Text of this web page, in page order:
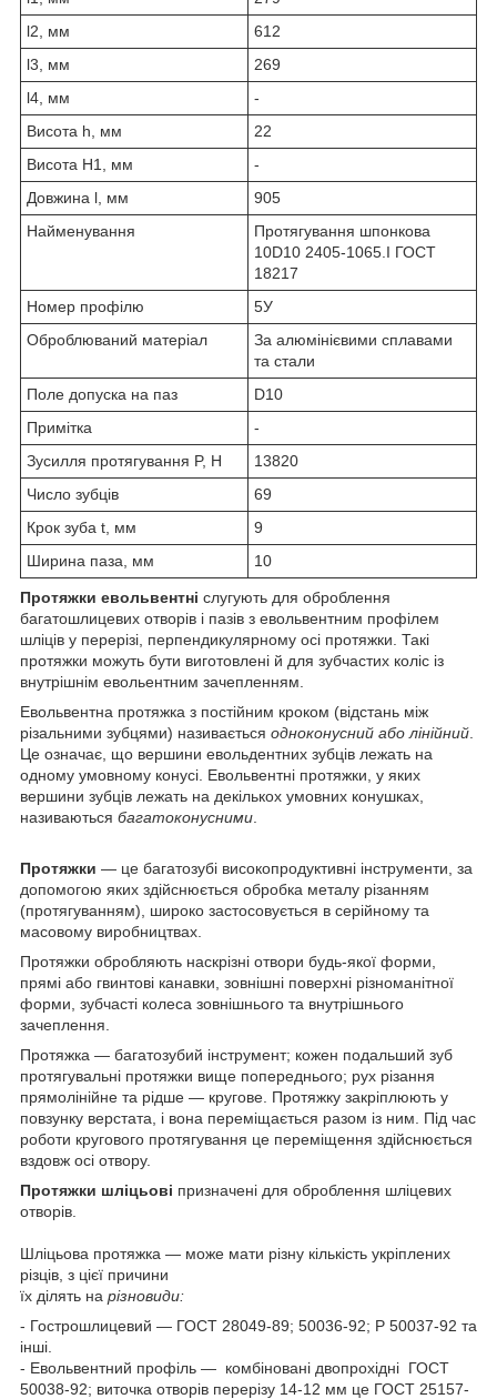
l2, мм
612
l3, мм
269
l4, мм
-
Висота h, мм
22
Висота Н1, мм
-
Довжина l, мм
905
Найменування
Протягування шпонкова
10D10 2405-1065.I ГОСТ
18217
Номер профілю
5У
Оброблюваний матеріал
За алюмінієвими сплавами
та стали
Поле допуска на паз
D10
Примітка
-
Зусилля протягування P, Н
13820
Число зубців
69
Крок зуба t, мм
9
Ширина паза, мм
10
Протяжки евольвентні слугують для оброблення
багатошлицевих отворів і пазів з евольвентним профілем
шліців у перерізі, перпендикулярному осі протяжки. Такі
протяжки можуть бути виготовлені й для зубчастих коліс із
внутрішнім евольентним зачепленням.
Евольвентна протяжка з постійним кроком (відстань між
різальними зубцями) називається одноконусний або лінійний
Це означає, що вершини евольдентних зубців лежать на
одному умовному конусі. Евольвентні протяжки, у яких
вершини зубців лежать на декількох умовних конушках,
називаються багатоконусними
Протяжки — це багатозубі високопродуктивні інструменти, за
допомогою яких здійснюється обробка металу різанням
(протягуванням), широко застосовується в серійному та
масовому виробництвах.
Протяжки обробляють наскрізні отвори будь-якої форми,
прямі або гвинтові канавки, зовнішні поверхні різноманітної
форми, зубчасті колеса зовнішнього та внутрішнього
зачеплення.
Протяжка — багатозубий інструмент; кожен подальший зуб
протягувальні протяжки вище попереднього; рух різання
прямолінійне та рідше — кругове. Протяжку закріплюють у
повзунку верстата, і вона переміщається разом із ним. Під час
роботи кругового протягування це переміщення здійснюється
вздовж осі отвору.
Протяжки шліцьові призначені для оброблення шліцевих
отворів.
Шліцьова протяжка — може мати різну кількість укріплених
різців, з цієї причини
їх ділять на різновиди:
- Гострошлицевий — ГОСТ 28049-89; 50036-92; Р 50037-92 та
інші.
- Евольвентний профіль — комбіновані двопрохідні ГОСТ
50038-92; виточка отворів перерізу 14-12 мм це ГОСТ 25157-